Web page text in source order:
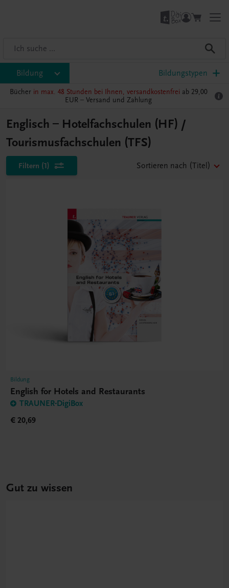
Bildung Bildungstypen
Bücher in max. 48 Stunden bei Ihnen, versandkostenfrei ab 29,00
EUR – Versand und Zahlung
Englisch – Hotelfachschulen (HF) /
Tourismusfachschulen (TFS)
Filtern (1) Sortieren nach (Titel)
Bildung
English for Hotels and Restaurants
TRAUNER-DigiBox
€ 20,69
Gut zu wissen